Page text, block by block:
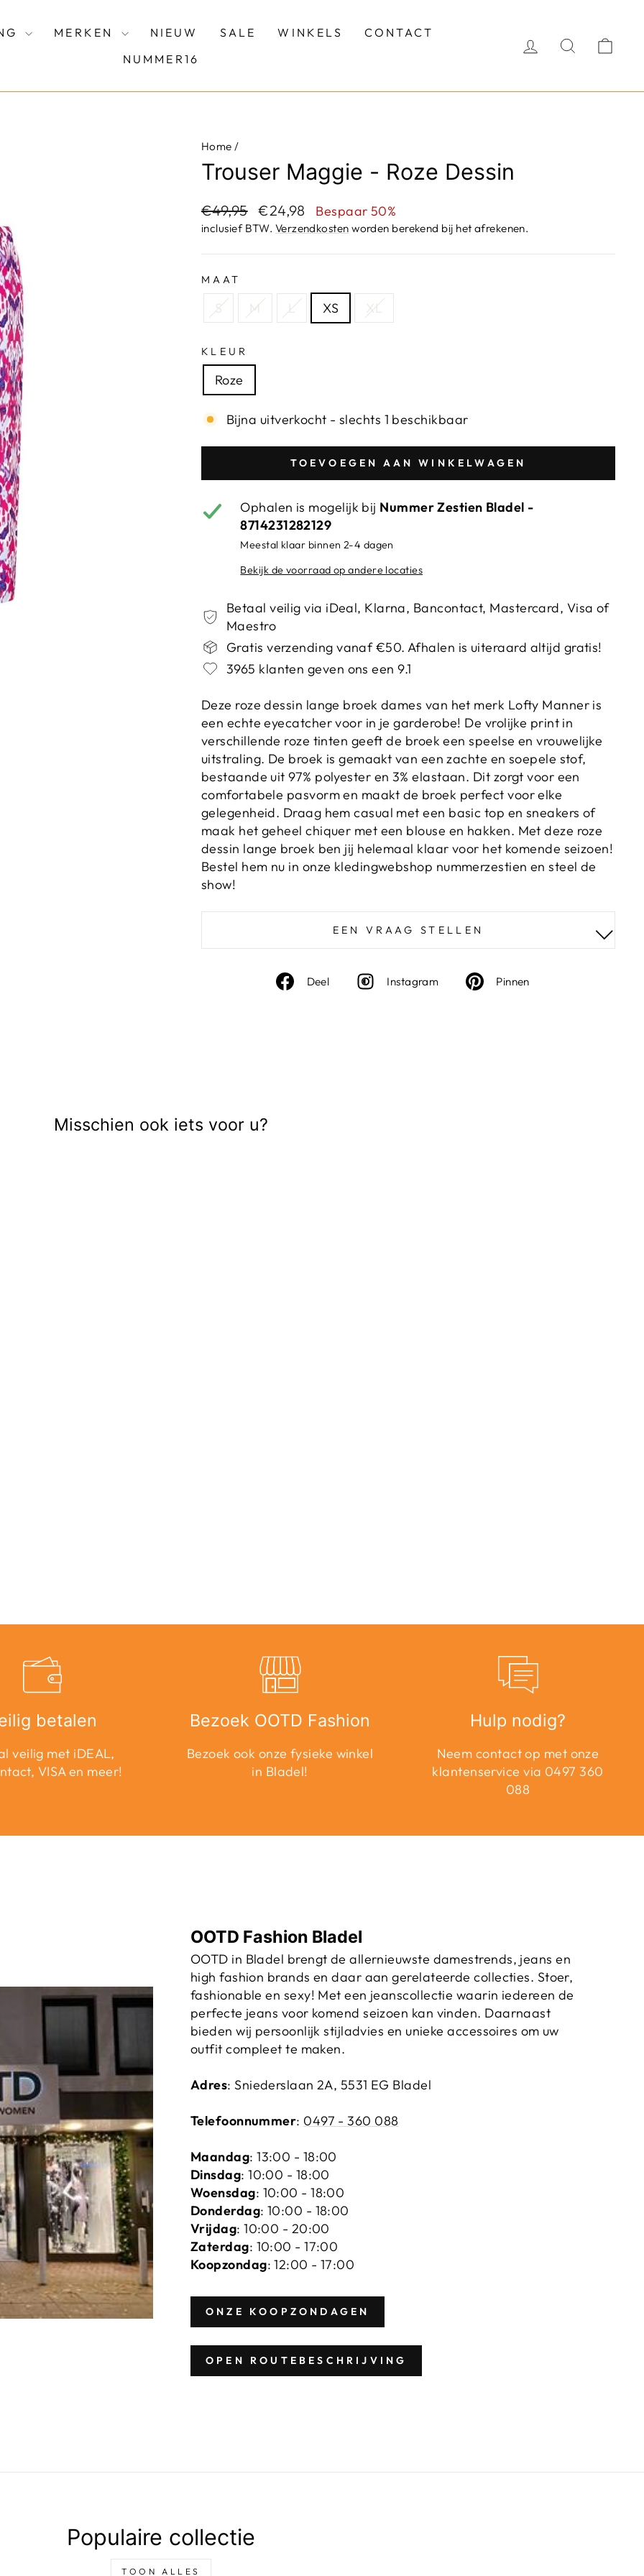
MERKEN NIEUW SALE WINKELS
CONTACT
NUMMER16
INLOGGEN
ZOEKEN
Home /
Trouser Maggie - Roze Dessin
Adviesprijs
€49,95 Aanbiedingsprijs
€24,98 Bespaar 50%
inclusief BTW. Verzendkosten worden berekend bij het afrekenen.
MAAT
S M L XS XL
KLEUR
Roze
Bijna uitverkocht - slechts 1 beschikbaar
TOEVOEGEN AAN WINKELWAGEN
Ophalen is mogelijk bij Nummer Zestien Bladel -
8714231282129
Meestal klaar binnen 2-4 dagen
Bekijk de voorraad op andere locaties
Betaal veilig via iDeal, Klarna, Bancontact, Mastercard, Visa of
Maestro
Gratis verzending vanaf €50. Afhalen is uiteraard altijd gratis!
3965 klanten geven ons een 9.1
Deze roze dessin lange broek dames van het merk Lofty Manner is
een echte eyecatcher voor in je garderobe! De vrolijke print in
verschillende roze tinten geeft de broek een speelse en vrouwelijke
uitstraling. De broek is gemaakt van een zachte en soepele stof,
bestaande uit 97% polyester en 3% elastaan. Dit zorgt voor een
comfortabele pasvorm en maakt de broek perfect voor elke
gelegenheid. Draag hem casual met een basic top en sneakers of
maak het geheel chiquer met een blouse en hakken. Met deze roze
dessin lange broek ben jij helemaal klaar voor het komende seizoen!
Bestel hem nu in onze kledingwebshop nummerzestien en steel de
show!
EEN VRAAG STELLEN
Deel
Deel
Instagram InstagramPinnen
Misschien ook iets voor u?
betalen
veilig met iDEAL,
VISA en meer!
Bezoek OOTD Fashion
Bezoek ook onze fysieke winkel
in Bladel!
Hulp nodig?
Neem contact op met onze
klantenservice via 0497 360
088
OOTD Fashion Bladel
OOTD in Bladel brengt de allernieuwste damestrends, jeans en
high fashion brands en daar aan gerelateerde collecties. Stoer,
fashionable en sexy! Met een jeanscollectie waarin iedereen de
perfecte jeans voor komend seizoen kan vinden. Daarnaast
bieden wij persoonlijk stijladvies en unieke accessoires om uw
outfit compleet te maken.
Adres: Sniederslaan 2A, 5531 EG Bladel
Telefoonnummer: 0497 - 360 088
Maandag: 13:00 - 18:00
Dinsdag: 10:00 - 18:00
Woensdag: 10:00 - 18:00
Donderdag: 10:00 - 18:00
Vrijdag: 10:00 - 20:00
Zaterdag: 10:00 - 17:00
Koopzondag: 12:00 - 17:00
ONZE KOOPZONDAGEN
OPEN ROUTEBESCHRIJVING
Populaire collectie
TOON ALLES